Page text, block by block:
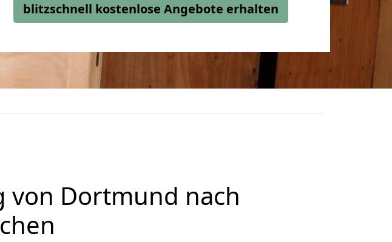
blitzschnell kostenlose Angebote erhalten
von Dortmund nach